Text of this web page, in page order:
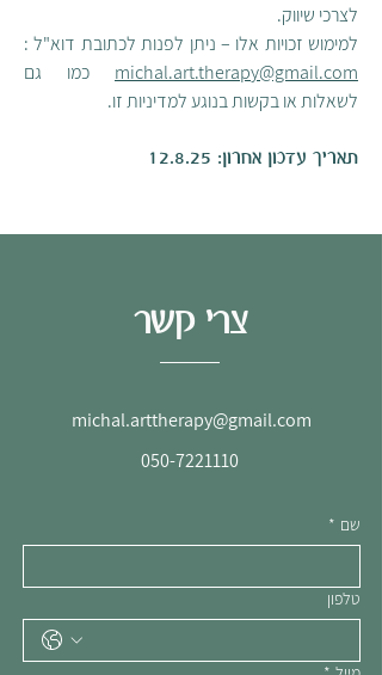
לצרכי שיווק.
למימוש זכויות אלו – ניתן לפנות לכתובת דוא"ל :
michal.art.therapy@gmail.com כמו גם
לשאלות או בקשות בנוגע למדיניות זו.
תאריך עדכון אחרון: 12.8.25
צרי קשר
michal.arttherapy@gmail.com
050-7221110
שם *
טלפון